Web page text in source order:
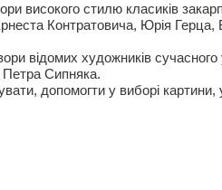
високого стилю класиків
Контратовича, Юрія
відомих художників
Сипняка.
допомогти у виборі картини,